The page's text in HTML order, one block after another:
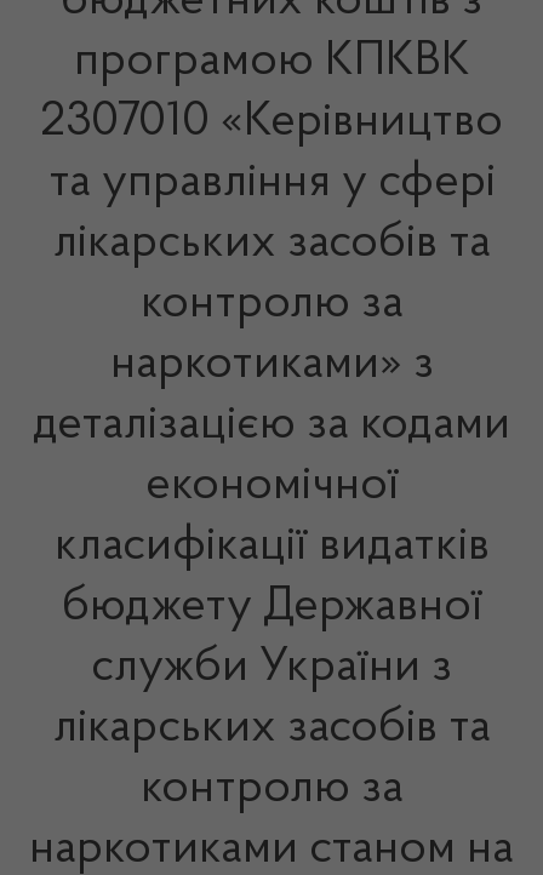
програмою КПКВК
2307010 «Керівництво
та управління у сфері
лікарських засобів та
контролю за
наркотиками» з
деталізацією за кодами
економічної
класифікації видатків
бюджету Державної
служби України з
лікарських засобів та
контролю за
наркотиками станом на